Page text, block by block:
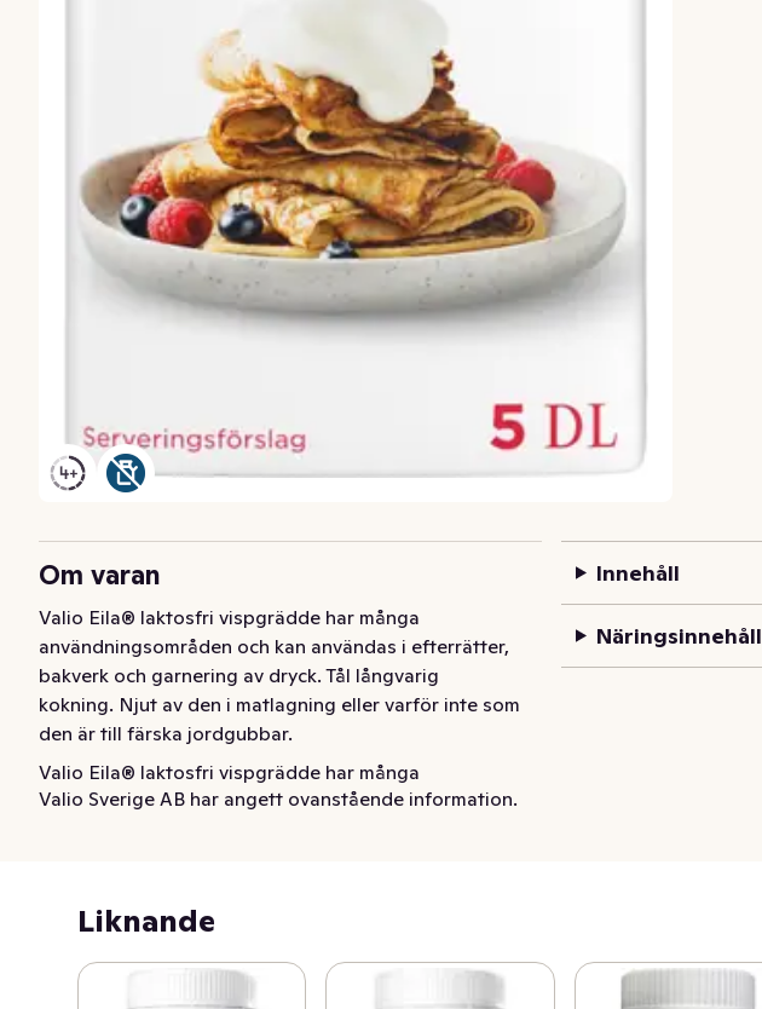
Om varan
Valio Eila® laktosfri vispgrädde har många
användningsområden och kan användas i efterrätter,
bakverk och garnering av dryck. Tål långvarig
kokning. Njut av den i matlagning eller varför inte som
den är till färska jordgubbar.
Valio Eila® laktosfri vispgrädde har många
användningsområden och kan användas i efterrätter,
Valio Sverige AB har angett ovanstående information.
Innehåll
Näringsinnehåll
Liknande